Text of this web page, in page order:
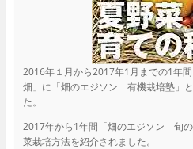
2016年１月から2017年1月までの1年
畑」に「畑のエジソン 有機栽培塾」
た。
2017年から1年間「畑のエジソン 旬
菜栽培方法を紹介されました。